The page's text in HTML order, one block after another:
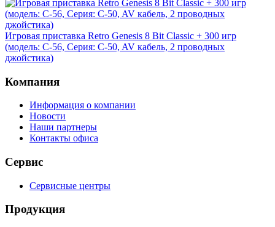
Игровая приставка Retro Genesis 8 Bit Classic + 300 игр
(модель: C-56, Серия: C-50, AV кабель, 2 проводных
джойстика)
Компания
Информация о компании
Новости
Наши партнеры
Контакты офиса
Сервис
Сервисные центры
Продукция